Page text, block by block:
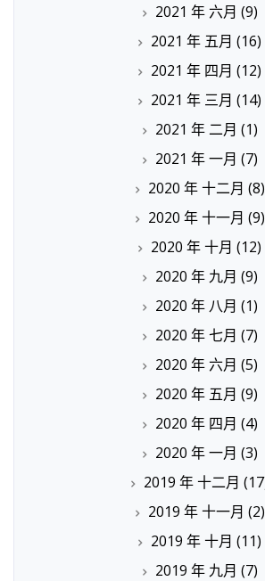
2021 年 六月 (9)
2021 年 五月 (16)
2021 年 四月 (12)
2021 年 三月 (14)
2021 年 二月 (1)
2021 年 一月 (7)
2020 年 十二月 (8)
2020 年 十一月 (9)
2020 年 十月 (12)
2020 年 九月 (9)
2020 年 八月 (1)
2020 年 七月 (7)
2020 年 六月 (5)
2020 年 五月 (9)
2020 年 四月 (4)
2020 年 一月 (3)
2019 年 十二月
2019 年 十一月 (2)
2019 年 十月 (11)
2019 年 九月 (7)